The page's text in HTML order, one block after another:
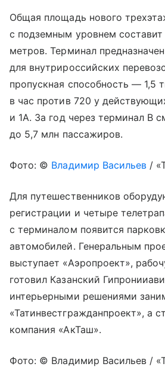
Общая площадь нового
с подземным уровнем
метров. Терминал предназначен
для внутрироссийских
пропускная способность — 1,5
в час против 720 у
и 1А. За год через терминал В
до 5,7 млн пассажиров.
Фото: © Владимир Васильев /
Для путешественников
регистрации и четыре
с терминалом появится
автомобилей. Генеральным
выступает «Аэропроект»,
готовил Казанский
интерьерными решениями
«Татинвестгражданпроект», а
компания «АкТаш».
Фото: © Владимир Васильев /